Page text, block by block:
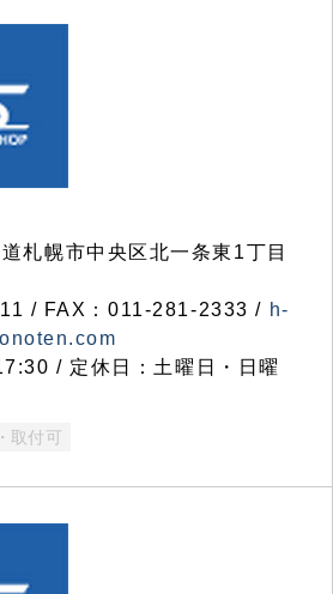
札幌市中央区北一条東1丁目
/ FAX：011-281-2333 / h-
/ 定休日：土曜日・日曜
取付可